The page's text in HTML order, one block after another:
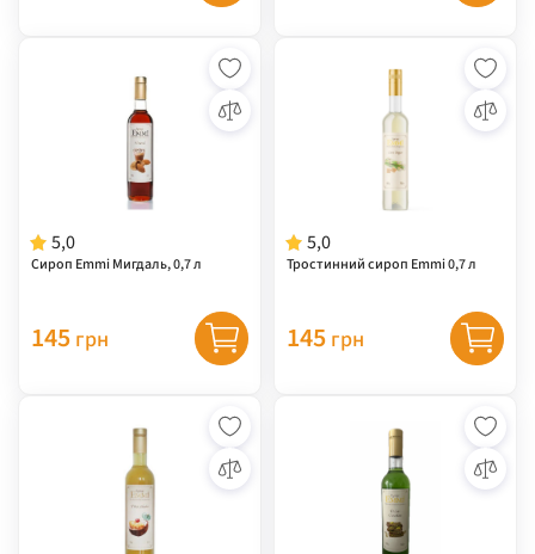
5,0
Сироп Emmi Мигдаль, 0,7 л
145 грн
5,0
Тростинний сироп Emmi 0,7 л
145 грн